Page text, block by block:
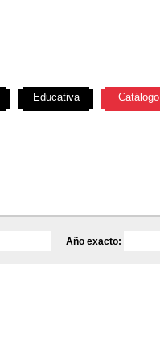
Año exacto:
Educativa Catálogo